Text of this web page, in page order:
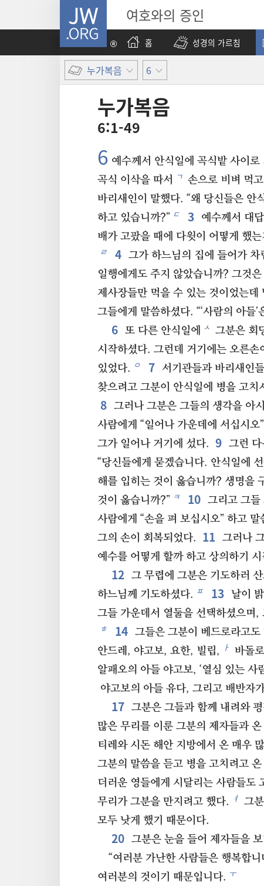
JW.ORG 여호와의 증인
홈
성경의 가르침
누가복음 6
누가복음
6:1-49
6 예수께서 안식일에 곡식밭 사이로
곡식 이삭을 따서
ㄱ 손으로 비벼 먹
바리새인이 말했다. “왜 당신들은 안
하고 있습니까?” ㄷ 3
예수께서 대
배가 고팠을 때에 다윗이 어떻게 했
ㄹ 4 그가 하느님의 집에 들어가 차
일행에게도 주지 않았습니까? 그것
제사장들만 먹을 수 있는 것이었는데
그들에게 말씀하셨다. “‘사람의 아들
6 또 다른 안식일에 ㅅ 그분은 회
시작하셨다. 그런데 거기에는 오른손
있었다. ㅇ 7 서기관들과 바리새인
찾으려고 그분이 안식일에 병을 고치
8 그러나 그분은 그들의 생각을 아
사람에게 “일어나 가운데에 서십시
그가 일어나 거기에 섰다. 9 그런
“당신들에게 묻겠습니다. 안식일에
해를 입히는 것이 옳습니까? 생명을
것이 옳습니까?” ㅋ 10 그리고 그들
사람에게 “손을 펴 보십시오” 하고
그의 손이 회복되었다.
11 그러나
예수를 어떻게 할까 하고 상의하기 시
12 그 무렵에 그분은 기도하러
하느님께 기도하셨다. ㅍ 13 날이
그들 가운데서 열둘을 선택하셨으며,
ㅎ 14 그들은 그분이 베드로라고
안드레, 야고보, 요한, 빌립, ㅏ 바돌
알패오의 아들 야고보, ‘열심 있는 사
야고보의 아들 유다, 그리고 배반자
17 그분은 그들과 함께 내려와
많은 무리를 이룬 그분의 제자들과
티레와 시돈 해안 지방에서 온 매우
그분의 말씀을 듣고 병을 고치려고
더러운 영들에게 시달리는 사람들도
무리가 그분을 만지려고 했다. ㅕ 그
모두 낫게 했기 때문이다.
20 그분은 눈을 들어 제자들을
“여러분 가난한 사람들은 행복합니
여러분의 것이기 때문입니다. ㅜ